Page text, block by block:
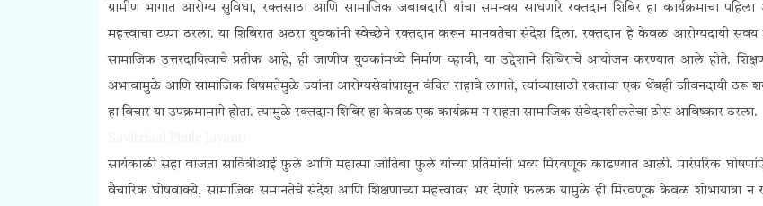
ग्रामीण भागात आरोग्य सुविधा, रक्तसाठा आणि सामाजिक जबाबदारी यांचा समन्वय साधणारे रक्तदान शिबिर हा कार्यक्रमाचा
महत्त्वाचा टप्पा ठरला. या शिबिरात अठरा युवकांनी स्वेच्छेने रक्तदान करून मानवतेचा संदेश दिला. रक्तदान हे केवळ आरोग्यदायी
सामाजिक उत्तरदायित्वाचे प्रतीक आहे, ही जाणीव युवकांमध्ये निर्माण व्हावी, या उद्देशाने शिबिराचे आयोजन करण्यात आले होते.
अभावामुळे आणि सामाजिक विषमतेमुळे ज्यांना आरोग्यसेवांपासून वंचित राहावे लागते, त्यांच्यासाठी रक्ताचा एक थेंबही जीवनदायी ठरू
हा विचार या उपक्रमामागे होता. त्यामुळे रक्तदान शिबिर हा केवळ एक कार्यक्रम न राहता सामाजिक संवेदनशीलतेचा ठोस आविष्कार ठरला.
सायंकाळी सहा वाजता सावित्रीआई फुले आणि महात्मा जोतिबा फुले यांच्या प्रतिमांची भव्य मिरवणूक काढण्यात आली. पारंपरिक
वैचारिक घोषवाक्ये, सामाजिक समानतेचे संदेश आणि शिक्षणाच्या महत्त्वावर भर देणारे फलक यामुळे ही मिरवणूक केवळ शोभायात्रा न